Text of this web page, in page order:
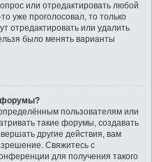
или отредактировать любой
уже проголосовал, то только
отредактировать или удалить
было менять варианты
форумы?
пользователям или
такие форумы, создавать
другие действия, вам
Свяжитесь с
для получения такого